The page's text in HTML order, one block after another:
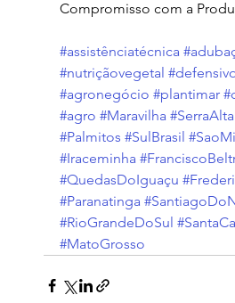
Compromisso com a
#assistênciatécnica
#nutriçãovegetal
#agronegócio #plantimar
#agro #Maravilha #SerraAlta
#Palmitos #SulBrasil
#Iraceminha
#QuedasDoIguaçu
#Paranatinga
#RioGrandeDoSul
#MatoGrosso